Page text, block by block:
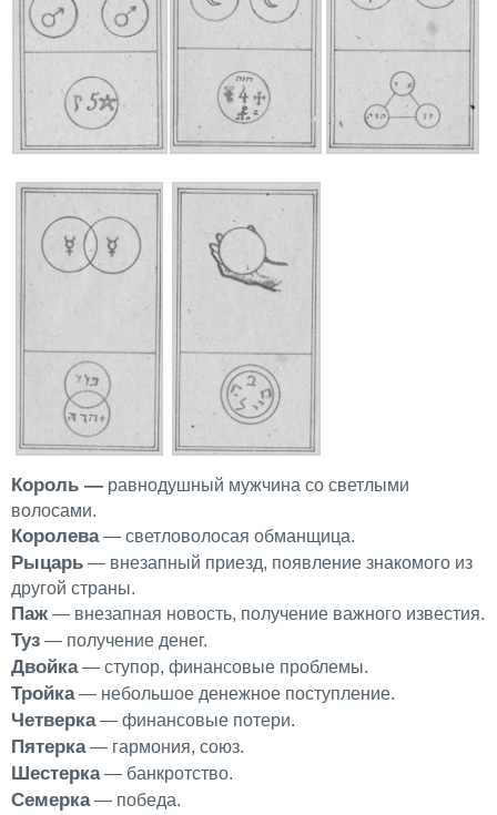
Король — равнодушный мужчина со светлыми
волосами.
Королева— светловолосая обманщица.
Рыцарь — внезапный приезд, появление знакомого из
другой страны.
Паж — внезапная новость, получение важного известия.
Туз — получение денег.
Двойка— ступор, финансовые проблемы.
Тройка— небольшое денежное поступление.
Четверка— финансовые потери.
Пятерка— гармония, союз.
Шестерка— банкротство.
Семерка— победа.